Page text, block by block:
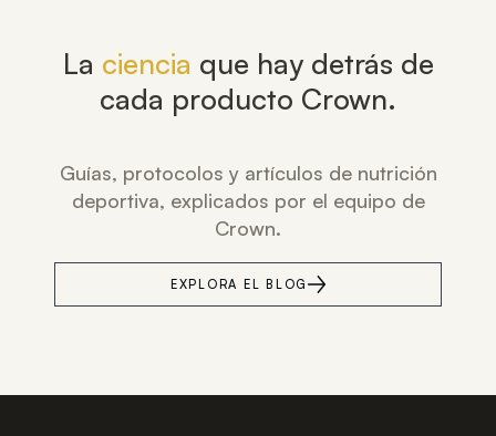
La ciencia que hay detrás de
cada producto Crown.
Guías, protocolos y artículos de nutrición
deportiva, explicados por el equipo de
Crown.
EXPLORA EL BLOG